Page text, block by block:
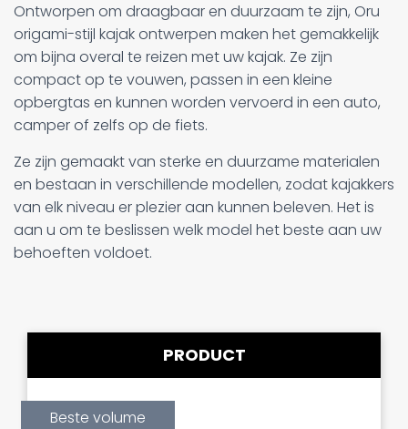
Ontworpen om draagbaar en duurzaam te zijn, Oru
origami-stijl kajak ontwerpen maken het gemakkelijk
om bijna overal te reizen met uw kajak. Ze zijn
compact op te vouwen, passen in een kleine
opbergtas en kunnen worden vervoerd in een auto,
camper of zelfs op de fiets.
Ze zijn gemaakt van sterke en duurzame materialen
en bestaan in verschillende modellen, zodat kajakkers
van elk niveau er plezier aan kunnen beleven. Het is
aan u om te beslissen welk model het beste aan uw
behoeften voldoet.
PRODUCT
Beste volume